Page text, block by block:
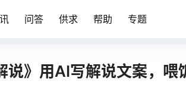
问答 供求 帮助 专题
说》用AI写解说文案，喂